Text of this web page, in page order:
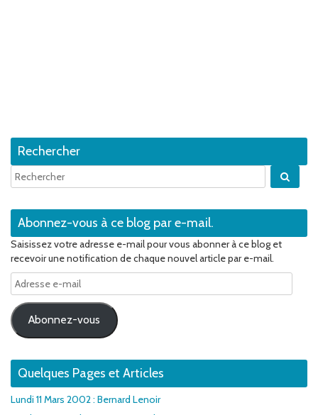
Rechercher
Abonnez-vous à ce blog par e-mail.
Saisissez votre adresse e-mail pour vous abonner à ce blog et
recevoir une notification de chaque nouvel article par e-mail.
Adresse
e-
mail
Abonnez-vous
Quelques Pages et Articles
Lundi 11 Mars 2002 : Bernard Lenoir